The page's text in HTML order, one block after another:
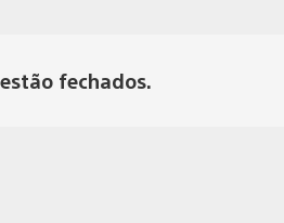
fechados.